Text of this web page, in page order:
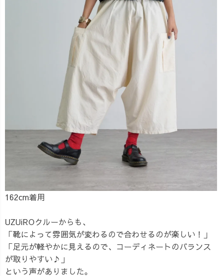
162cm着用
UZUiROクルーからも、
「靴によって雰囲気が変わるので合わせるのが楽しい！」
「足元が軽やかに見えるので、コーディネートのバランス
が取りやすい♪」
という声がありました。